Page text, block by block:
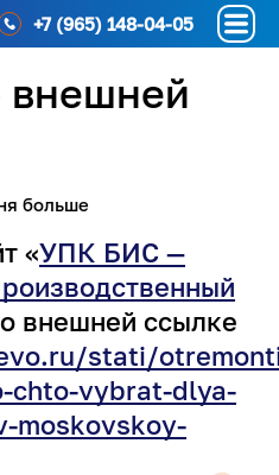
+7 (965) 148-04-05
внешней
больше
«УПК БИС —
внешней ссылке
stati/
chto-vybrat-dlya-
moskovskoy-